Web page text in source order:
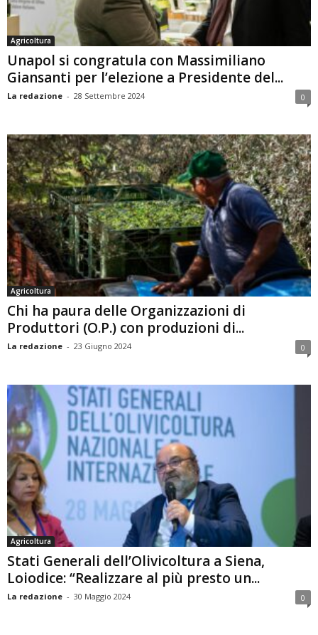
Agricoltura
Unapol si congratula con Massimiliano
Giansanti per l’elezione a Presidente del...
La redazione - 28 Settembre 2024 0
Agricoltura
Chi ha paura delle Organizzazioni di
Produttori (O.P.) con produzioni di...
La redazione - 23 Giugno 2024 0
Agricoltura
Stati Generali dell’Olivicoltura a Siena,
Loiodice: “Realizzare al più presto un...
La redazione - 30 Maggio 2024 0